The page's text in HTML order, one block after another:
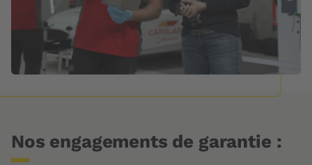
Nos engagements de garantie :